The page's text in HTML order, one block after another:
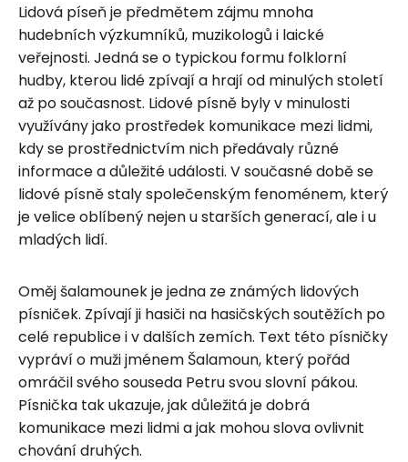
Lidová píseň je předmětem zájmu mnoha
hudebních výzkumníků, muzikologů i laické
veřejnosti. Jedná se o typickou formu folklorní
hudby, kterou lidé zpívají a hrají od minulých století
až po současnost. Lidové písně byly v minulosti
využívány jako prostředek komunikace mezi lidmi,
kdy se prostřednictvím nich předávaly různé
informace a důležité události. V současné době se
lidové písně staly společenským fenoménem, který
je velice oblíbený nejen u starších generací, ale i u
mladých lidí.
Oměj šalamounek je jedna ze známých lidových
písniček. Zpívají ji hasiči na hasičských soutěžích po
celé republice i v dalších zemích. Text této písničky
vypráví o muži jménem Šalamoun, který pořád
omráčil svého souseda Petru svou slovní pákou.
Písnička tak ukazuje, jak důležitá je dobrá
komunikace mezi lidmi a jak mohou slova ovlivnit
chování druhých.